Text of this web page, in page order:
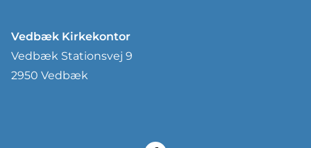
Vedbæk Kirkekontor
Vedbæk Stationsvej 9
2950 Vedbæk